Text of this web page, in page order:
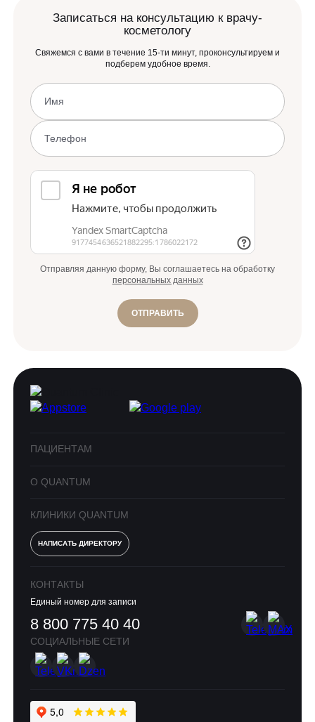
между процедурами.
Записаться на консультацию к врачу-
косметологу
Свяжемся с вами в течение 15-ти минут, проконсультируем и
подберем удобное время.
Отправляя данную форму, Вы соглашаетесь на обработку
персональных данных
ОТПРАВИТЬ
ПАЦИЕНТАМ
О QUANTUM
КЛИНИКИ QUANTUM
НАПИСАТЬ ДИРЕКТОРУ
КОНТАКТЫ
Единый номер для записи
8 800 775 40 40
СОЦИАЛЬНЫЕ СЕТИ